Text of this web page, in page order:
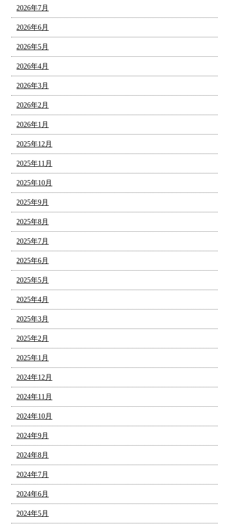
2026年7月
2026年6月
2026年5月
2026年4月
2026年3月
2026年2月
2026年1月
2025年12月
2025年11月
2025年10月
2025年9月
2025年8月
2025年7月
2025年6月
2025年5月
2025年4月
2025年3月
2025年2月
2025年1月
2024年12月
2024年11月
2024年10月
2024年9月
2024年8月
2024年7月
2024年6月
2024年5月